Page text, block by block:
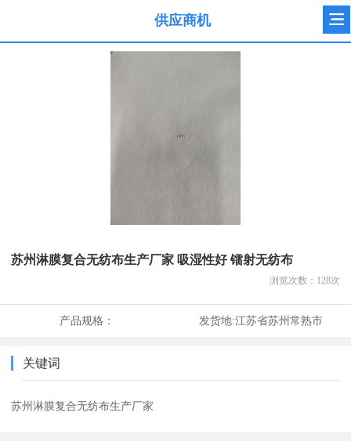
供应商机
苏州淋膜复合无纺布生产厂家 吸湿性好 镭射无纺布
浏览次数： 128次
产品规格： 发货地:江苏省苏州常熟市
关键词
苏州淋膜复合无纺布生产厂家